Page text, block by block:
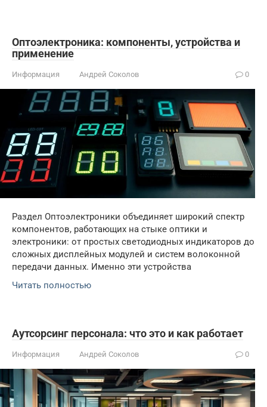
Оптоэлектроника: компоненты, устройства и
применение
Информация Андрей Соколов 0
Раздел Оптоэлектроники объединяет широкий спектр
компонентов, работающих на стыке оптики и
электроники: от простых светодиодных индикаторов до
сложных дисплейных модулей и систем волоконной
передачи данных. Именно эти устройства
Читать полностью
Аутсорсинг персонала: что это и как работает
Информация Андрей Соколов 0